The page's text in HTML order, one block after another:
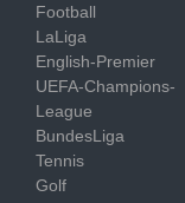
Football
LaLiga
English-Premier
UEFA-Champions-
League
BundesLiga
Tennis
Golf